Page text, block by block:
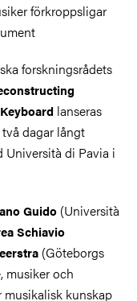
förkroppsligar
forskningsrådets
lanseras
dagar långt
di Pavia i
Guido (Università
Schiavio
(Göteborgs
musiker och
kunskap